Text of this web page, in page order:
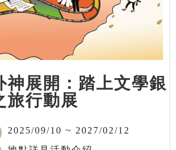
神展開：踏上文學銀
旅行動展
2025/09/10 ~ 2027/02/12